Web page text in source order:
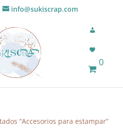
info@sukiscrap.com
0
“Accesorios para estampar”